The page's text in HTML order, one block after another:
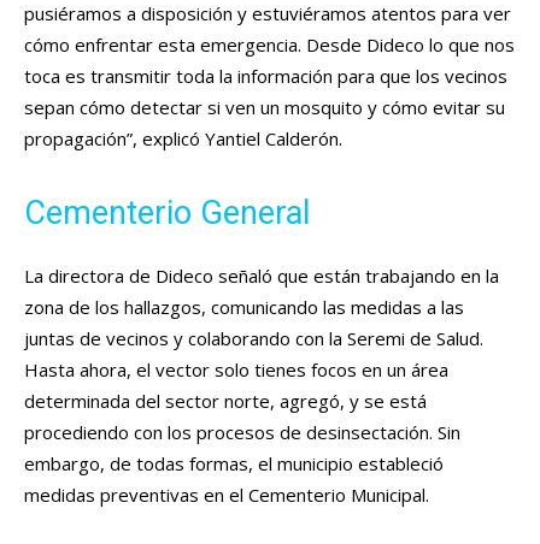
pusiéramos a disposición y estuviéramos atentos para ver
cómo enfrentar esta emergencia. Desde Dideco lo que nos
toca es transmitir toda la información para que los vecinos
sepan cómo detectar si ven un mosquito y cómo evitar su
propagación”, explicó Yantiel Calderón.
Cementerio General
La directora de Dideco señaló que están trabajando en la
zona de los hallazgos, comunicando las medidas a las
juntas de vecinos y colaborando con la Seremi de Salud.
Hasta ahora, el vector solo tienes focos en un área
determinada del sector norte, agregó, y se está
procediendo con los procesos de desinsectación. Sin
embargo, de todas formas, el municipio estableció
medidas preventivas en el Cementerio Municipal.